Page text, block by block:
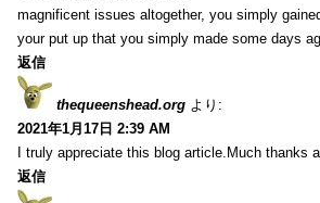
magnificent issues altogether, you simply
your put up that you simply made some days
返信
thequeenshead.org より:
2021年1月17日 2:39 AM
I truly appreciate this blog article.Much thanks
返信